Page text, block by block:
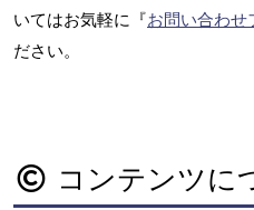
いてはお気軽に『お問い合わせ
ださい。
コンテンツに